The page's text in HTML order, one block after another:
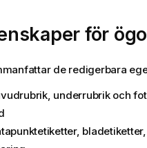
för
de redigerbara
underrubrik och